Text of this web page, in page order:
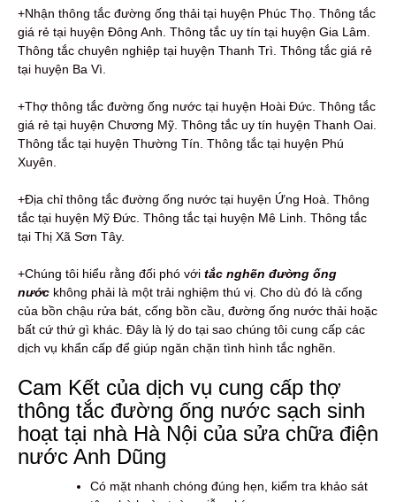
+Nhận thông tắc đường ống thải tại huyện Phúc Thọ. Thông tắc
giá rẻ tại huyện Đông Anh. Thông tắc uy tín tại huyện Gia Lâm.
Thông tắc chuyên nghiệp tại huyện Thanh Trì. Thông tắc giá rẻ
tại huyện Ba Vì.
+Thợ thông tắc đường ống nước tại huyện Hoài Đức. Thông tắc
giá rẻ tại huyện Chương Mỹ. Thông tắc uy tín huyện Thanh Oai.
Thông tắc tại huyện Thường Tín. Thông tắc tại huyện Phú
Xuyên.
+Địa chỉ thông tắc đường ống nước tại huyện Ứng Hoà. Thông
tắc tại huyện Mỹ Đức. Thông tắc tại huyện Mê Linh. Thông tắc
tại Thị Xã Sơn Tây.
+Chúng tôi hiểu rằng đối phó với tắc nghẽn đường ống
nước không phải là một trải nghiệm thú vị. Cho dù đó là cống
của bồn chậu rửa bát, cống bồn cầu, đường ống nước thải hoặc
bất cứ thứ gì khác. Đây là lý do tại sao chúng tôi cung cấp các
dịch vụ khẩn cấp để giúp ngăn chặn tình hình tắc nghẽn.
Cam Kết của dịch vụ cung cấp thợ
thông tắc đường ống nước sạch sinh
hoạt tại nhà Hà Nội của sửa chữa điện
nước Anh Dũng
Có mặt nhanh chóng đúng hẹn, kiểm tra khảo sát